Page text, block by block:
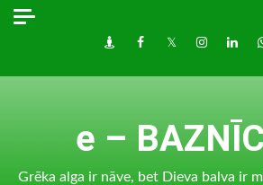
Skip
DraugiemFacebook
TwitterInstagram
e –
Grēka alga ir nāve, bet Dieva balva ir